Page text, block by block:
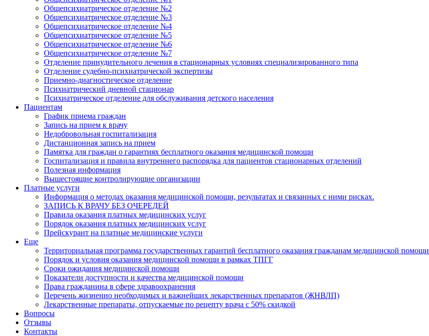
Общепсихиатрическое отделение №2
Общепсихиатрическое отделение №3
Общепсихиатрическое отделение №4
Общепсихиатрическое отделение №5
Общепсихиатрическое отделение №6
Общепсихиатрическое отделение №7
Отделение принудительного лечения в стационарных условиях специализированного типа
Отделение судебно-психиатрической экспертизы
Приемно-диагностическое отделение
Психиатрический дневной стационар
Психиатрическое отделение для обслуживания детского населения
Пациентам
График приема граждан
Запись на прием к врачу
Недобровольная госпитализация
Дистанционная запись на прием
Памятка для граждан о гарантиях бесплатного оказания медицинской помощи
Госпитализация и правила внутреннего распорядка для пациентов стационарных отделений
Полезная информация
Вышестоящие контролирующие организации
Платные услуги
Информация о методах оказания медицинской помощи, результатах и связанных с ними рисках.
ЗАПИСЬ К ВРАЧУ БЕЗ ОЧЕРЕДЕЙ
Правила оказания платных медицинских услуг
Порядок оказания платных медицинских услуг
Прейскурант на платные медицинские услуги
Еще
Территориальная программа государственных гарантий бесплатного оказания гражданам медицинской помощи
Порядок и условия оказания медицинской помощи в рамках ТПГГ
Сроки ожидания медицинской помощи
Показатели доступности и качества медицинской помощи
Права гражданина в сфере здравоохранения
Перечень жизненно необходимых и важнейших лекарственных препаратов (ЖНВЛП)
Лекарственные препараты, отпускаемые по рецепту врача с 50% скидкой
Вопросы
Отзывы
Контакты